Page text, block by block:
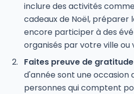
inclure des activités
cadeaux de Noël, préparer
encore participer à des
organisés par votre ville
Faites preuve de gratitude
d'année sont une occasion
personnes qui comptent